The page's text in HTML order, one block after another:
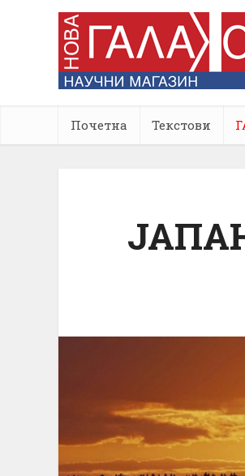
Почетна Текстови